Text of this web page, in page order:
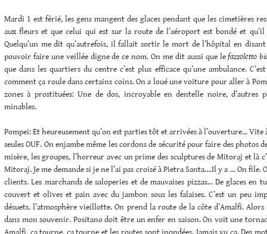
Mardi 1 est férié, les gens mangent des glaces pendant que les cimetières
aux fleurs et que celui qui est sur la route de l’aéroport est bondé et qu’il
Quelqu’un me dit qu’autrefois, il fallait sortir le mort de l’hôpital en
pouvoir faire une veillée digne de ce nom. On me dit aussi que lefazzoletto
que dans les quartiers du centre c’est plus efficace qu’une ambulance.
comment ça roule dans certains coins. On a loué une voiture pour aller à
zones à prostituées: Une de dos, incroyable en dentelle noire, d’autres
minables.
Pompei: Et heureusement qu’on est parties tôt et arrivées à l’ouverture… Vite
seules OUF. On enjambe même les cordons de sécurité pour faire des photos
misère, les groupes, l’horreur avec un prime des sculptures de Mitoraj et là
Mitoraj. Je me demande si je ne l’ai pas croisé à Pietra Santa….Il y a … On file.
clients. Les marchands de saloperies et de mauvaises pizzas… De glaces en
couvert et olives et pain avec du jambon sous les falaises. C’est un peu
désuets. l’atmosphère vieillotte. On prend la route de la côte d’Amalfi. Alors
dans mon souvenir. Positano doit être un enfer en saison. On voit une